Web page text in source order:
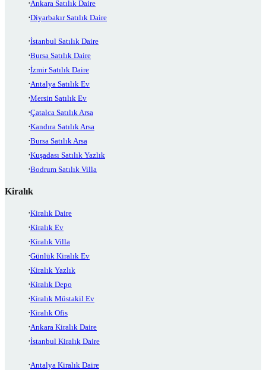
Ankara Satılık Daire
Diyarbakır Satılık Daire
İstanbul Satılık Daire
Bursa Satılık Daire
İzmir Satılık Daire
Antalya Satılık Ev
Mersin Satılık Ev
Çatalca Satılık Arsa
Kandıra Satılık Arsa
Bursa Satılık Arsa
Kuşadası Satılık Yazlık
Bodrum Satılık Villa
Kiralık
Kiralık Daire
Kiralık Ev
Kiralık Villa
Günlük Kiralık Ev
Kiralık Yazlık
Kiralık Depo
Kiralık Müstakil Ev
Kiralık Ofis
Ankara Kiralık Daire
İstanbul Kiralık Daire
Antalya Kiralık Daire